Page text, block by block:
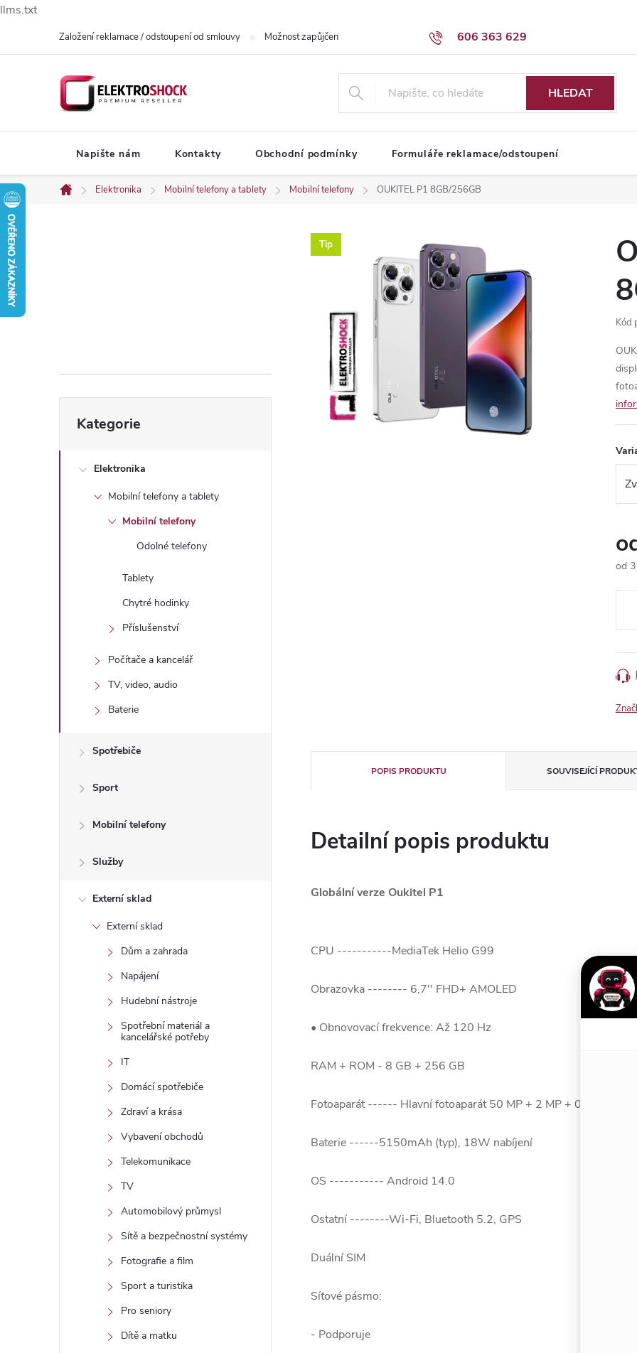
llms.txt
606 363 629
Založení reklamace / odstoupení od smlouvy Možnost zapůjčení dodávky Obchodní podmínky
HLEDAT
Napište nám Kontakty Obchodní podmínky Formuláře reklamace/odstoupení
Domů
Elektronika Mobilní telefony a tablety Mobilní telefony OUKITEL P1 8GB/256GB
r
n
kategorie
Kategorie
Elektronika
Mobilní telefony a tablety
Mobilní telefony
Odolné telefony
Tablety
Chytré hodinky
Příslušenství
Počítače a kancelář
TV, video, audio
Baterie
Spotřebiče
Sport
Mobilní telefony
Služby
Externí sklad
Externí sklad
Dům a zahrada
Napájení
Hudební nástroje
Spotřební materiál a
kancelářské potřeby
IT
Domácí spotřebiče
Zdraví a krása
Vybavení obchodů
Telekomunikace
TV
Automobilový průmysl
Sítě a bezpečnostní systémy
Fotografie a film
Sport a turistika
Pro seniory
Dítě a matku
Tip
Kód
od
POPIS PRODUKTU SOUVISEJÍCÍ
Detailní popis produktu
Globální verze Oukitel P1
CPU -----------MediaTek Helio G99
Obrazovka -------- 6,7'' FHD+ AMOLED
• Obnovovací frekvence: Až 120 Hz
RAM + ROM - 8 GB + 256 GB
Fotoaparát ------ Hlavní fotoaparát 50 MP + 2 MP + 0,3 MP,
Baterie ------5150mAh (typ), 18W nabíjení
OS ----------- Android 14.0
Ostatní --------Wi-Fi, Bluetooth 5.2, GPS
Duální SIM
Síťové pásmo:
- Podporuje